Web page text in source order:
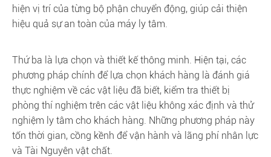
hiện vị trí của từng bộ phận chuyển động, giúp cải thiện
hiệu quả sự an toàn của máy ly tâm.
Thứ ba là lựa chọn và thiết kế thông minh. Hiện tại, các
phương pháp chính để lựa chọn khách hàng là đánh giá
thực nghiệm về các vật liệu đã biết, kiểm tra thiết bị
phòng thí nghiệm trên các vật liệu không xác định và thử
nghiệm ly tâm cho khách hàng. Những phương pháp này
tốn thời gian, cồng kềnh để vận hành và lãng phí nhân lực
và Tài Nguyên vật chất.